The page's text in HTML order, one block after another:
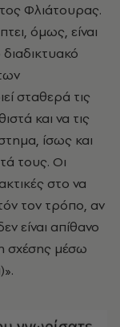
Φλιάτουρας.
όμως, είναι
σταθερά τις
και να τις
ίσως και
τους. Οι
στο να
τον τρόπο, αν
είναι απίθανο
σχέσης μέσω